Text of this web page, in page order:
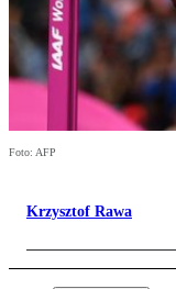
Foto: AFP
Krzysztof Rawa